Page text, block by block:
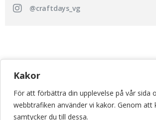
Kakor
För att förbättra din upplevelse på vår sida
webbtrafiken använder vi kakor. Genom att
samtycker du till dessa.
@craftdays_vg
KONSTHANTVERKSCENTRUM
Bellmansgatan 5 • 118 20 Stockholm
info@konsthantverkscentrum.se
072-071 46 60